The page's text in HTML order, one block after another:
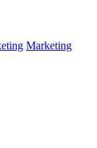
Marketing